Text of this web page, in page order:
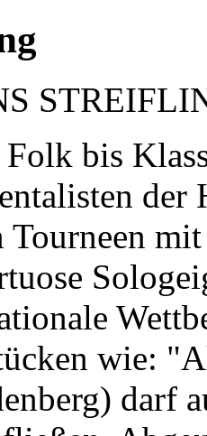
bis
der
Tourneen
wie:
darf